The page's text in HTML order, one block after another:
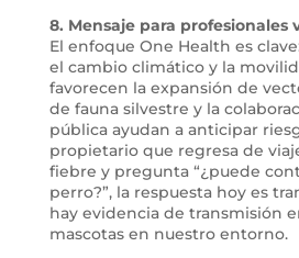
8. Mensaje para profesionales
El enfoque One Health es
el cambio climático y la
favorecen la expansión de
de fauna silvestre y la
pública ayudan a anticipar
propietario que regresa de
fiebre y pregunta “¿puede
perro?”, la respuesta hoy es
hay evidencia de transmisión
mascotas en nuestro entorno.